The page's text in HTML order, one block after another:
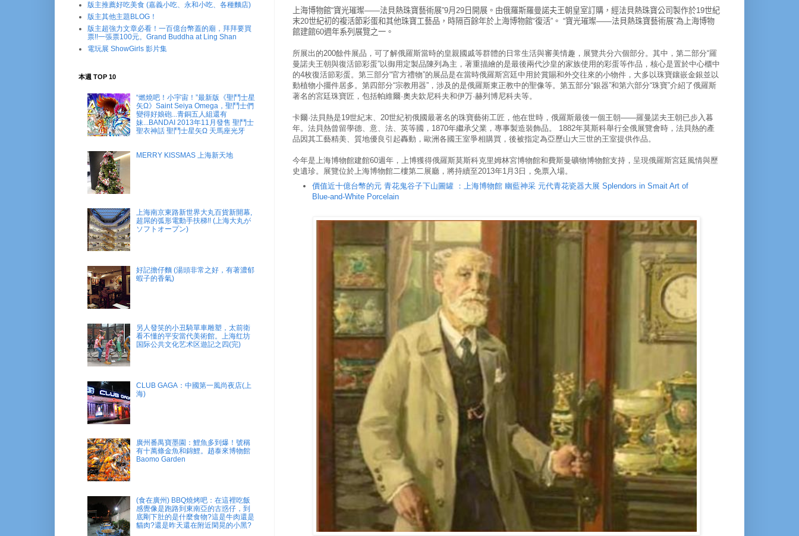
上海博物館“寶光璀璨——法貝熱珠寶藝術展”9月29日開展。 由俄羅斯羅曼諾夫王朝皇室訂購，經法貝熱珠寶公司製作於19世紀
末20世紀初的複活節彩蛋和其他珠寶工藝品，時隔百餘年於上海博物館“復活”。 “寶光璀璨——法貝熱珠寶藝術展”為上海博物
館建館60週年系列展覽之一。
所展出的200餘件展品，可了解俄羅斯當時的皇親國戚等群體的日常生活與審美情趣，展覽共分六個部分。 其中，第二部分“羅
曼諾夫王朝與復活節彩蛋”以御用定製品陳列為主，著重描繪的是最後兩代沙皇的家族使用的彩蛋等作品，核心是置於中心櫃中
的4枚復活節彩蛋。 第三部分“官方禮物”的展品是在當時俄羅斯宮廷中用於賞賜和外交往來的小物件，大多以珠寶鑲嵌金銀並以
動植物小擺件居多。 第四部分“宗教用器”，涉及的是俄羅斯東正教中的聖像等。 第五部分“銀器”和第六部分“珠寶”介紹了俄羅斯
著名的宮廷珠寶匠，包括帕維爾·奧夫欽尼科夫和伊万·赫列博尼科夫等。
卡爾·法貝熱是19世紀末、20世紀初俄國最著名的珠寶藝術工匠，他在世時，俄羅斯最後一個王朝——羅曼諾夫王朝已步入暮
年。 法貝熱曾留學德、意、法、英等國，1870年繼承父業，專事製造裝飾品。 1882年莫斯科舉行全俄展覽會時，法貝熱的產
品因其工藝精美、質地優良引起轟動，歐洲各國王室爭相購買，後被指定為亞歷山大三世的王室提供作品。
今年是上海博物館建館60週年，上博獲得俄羅斯莫斯科克里姆林宮博物館和費斯曼礦物博物館支持，呈現俄羅斯宮廷風情與歷
史遺珍。 展覽位於上海博物館二樓第二展廳，將持續至2013年1月3日，免票入場。
價值近十億台幣的元 青花鬼谷子下山圖罐 ：上海博物館 幽藍神采 元代青花瓷器大展 Splendors in Smait Art of
Blue-and-White Porcelain
版主推薦好吃美食 (嘉義小吃、永和小吃、各種麵店)
版主其他主題BLOG！
版主超強力文章必看！一百億台幣蓋的廟，拜拜要買
票!!一張票100元。Grand Buddha at Ling Shan
電玩展 ShowGirls 影片集
本週 TOP 10
“燃燒吧！小宇宙！”最新版《聖鬥士星
矢Ω》Saint Seiya Omega，聖鬥士們
變得好娘砲...青銅五人組還有
妹...BANDAI 2013年11月發售 聖鬥士
聖衣神話 聖鬥士星矢Ω 天馬座光牙
MERRY KISSMAS 上海新天地
上海南京東路新世界大丸百貨新開幕,
超屌的弧形電動手扶梯!! (上海大丸が
ソフトオープン)
好記擔仔麵 (湯頭非常之好，有著濃郁
蝦子的香氣)
另人發笑的小丑騎單車雕塑，太前衛
看不懂的平安當代美術館。上海红坊
国际公共文化艺术区遊記之四(完)
CLUB GAGA：中國第一風尚夜店(上
海)
廣州番禺寶墨園：鯉魚多到爆！號稱
有十萬條金魚和錦鯉。趙泰來博物館
Baomo Garden
(食在廣州) BBQ燒烤吧：在這裡吃飯
感覺像是跑路到東南亞的古惑仔，到
底剛下肚的是什麼食物?這是牛肉還是
貓肉?還是昨天還在附近閑晃的小黑?